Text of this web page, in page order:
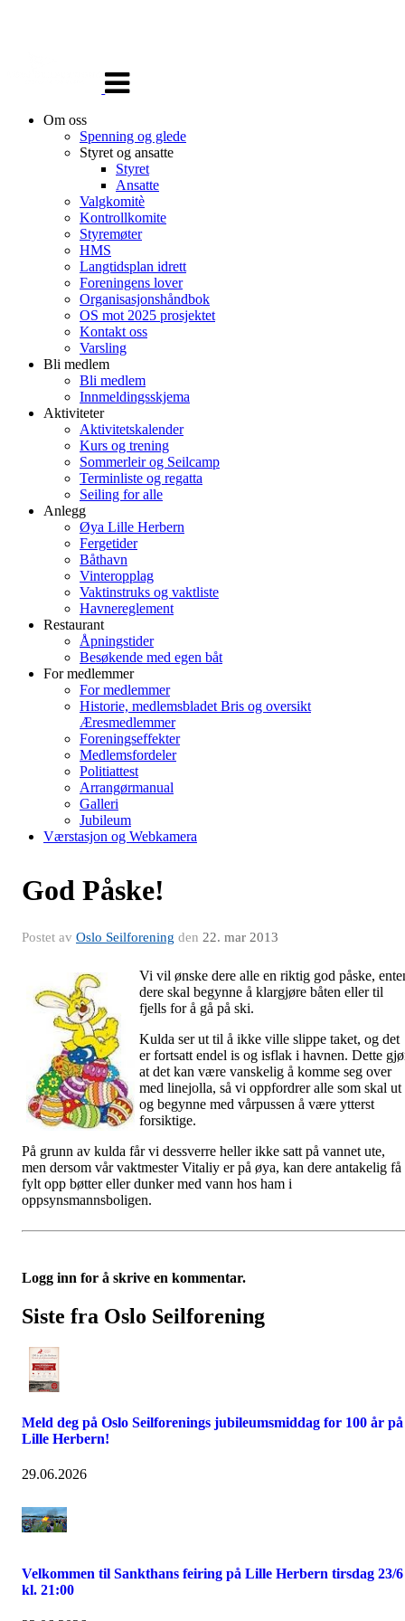
navigasjon
Om oss
Spenning og glede
Styret og ansatte
Styret
Ansatte
Valgkomitè
Kontrollkomite
Styremøter
HMS
Langtidsplan idrett
Foreningens lover
Organisasjonshåndbok
OS mot 2025 prosjektet
Kontakt oss
Varsling
Bli medlem
Bli medlem
Innmeldingsskjema
Aktiviteter
Aktivitetskalender
Kurs og trening
Sommerleir og Seilcamp
Terminliste og regatta
Seiling for alle
Anlegg
Øya Lille Herbern
Fergetider
Båthavn
Vinteropplag
Vaktinstruks og vaktliste
Havnereglement
Restaurant
Åpningstider
Besøkende med egen båt
For medlemmer
For medlemmer
Historie, medlemsbladet Bris og oversikt
Æresmedlemmer
Foreningseffekter
Medlemsfordeler
Politiattest
Arrangørmanual
Galleri
Jubileum
Værstasjon og Webkamera
God Påske!
Postet av Oslo Seilforening den 22. mar 2013
Vi vil ønske dere alle en riktig god påske,
dere skal begynne å klargjøre båten eller til
fjells for å gå på ski.
Kulda ser ut til å ikke ville slippe taket, og det
er fortsatt endel is og isflak i havnen. Dette
at det kan være vanskelig å komme seg over
med linejolla, så vi oppfordrer alle som skal ut
og begynne med vårpussen å være ytterst
forsiktige.
På grunn av kulda får vi dessverre heller ikke satt på vannet ute,
men dersom vår vaktmester Vitaliy er på øya, kan dere antakelig få
fylt opp bøtter eller dunker med vann hos ham i
oppsynsmannsboligen.
Logg inn for å skrive en kommentar.
Siste fra Oslo Seilforening
Meld deg på Oslo Seilforenings jubileumsmiddag for 100 år på
Lille Herbern!
29.06.2026
Velkommen til Sankthans feiring på Lille Herbern tirsdag 23/6
kl. 21:00